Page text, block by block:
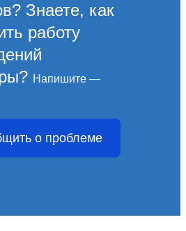
Знаете, как
работу
Напишите —
о проблеме
в Центре
народной
традиционной народной культуры
жителей станицы Натухаевской
«Малая земля».